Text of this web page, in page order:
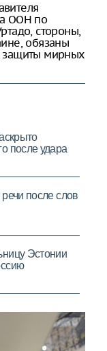
ООН по
стороны,
обязаны
защиты мирных